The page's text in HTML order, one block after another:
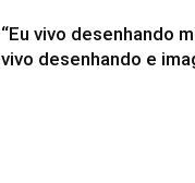
“Eu vivo desenhando
vivo desenhando e